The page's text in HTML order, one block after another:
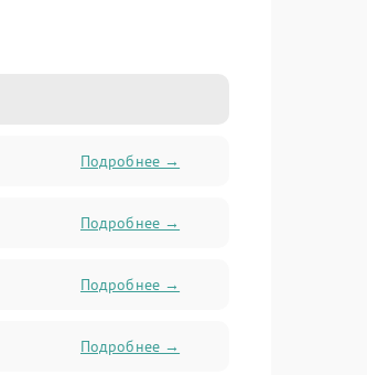
Подробнее →
Подробнее →
Подробнее →
Подробнее →